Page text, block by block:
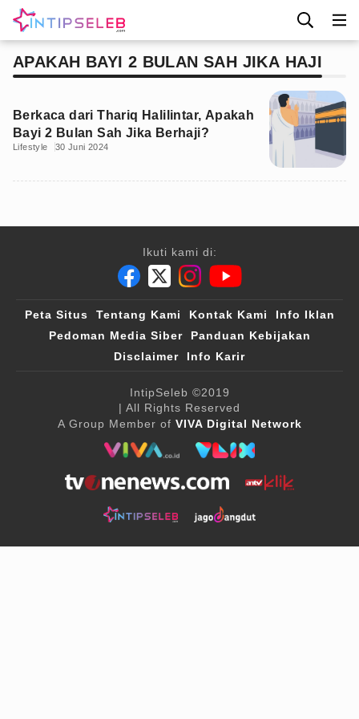
APAKAH BAYI 2 BULAN SAH JIKA HAJI
Berkaca dari Thariq Halilintar, Apakah
Bayi 2 Bulan Sah Jika Berhaji?
Lifestyle 30 Juni 2024
Ikuti kami di:
Peta Situs Tentang Kami Kontak Kami
Info Iklan
Pedoman Media Siber
Panduan Kebijakan
Disclaimer
Info Karir
IntipSeleb ©2019
| All Rights Reserved
A Group Member of VIVA Digital Network